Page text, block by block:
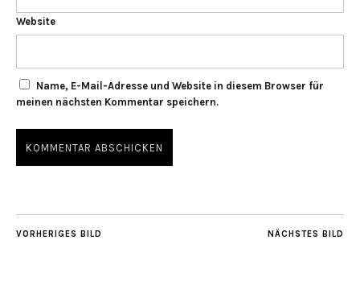
Website
Name, E-Mail-Adresse und Website in diesem Browser für
meinen nächsten Kommentar speichern.
NÄCHSTES BILD
VORHERIGES BILD